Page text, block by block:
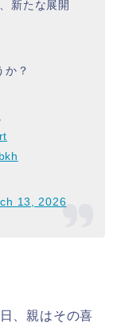
新たな展開
か？
13, 2026
、親はその喜